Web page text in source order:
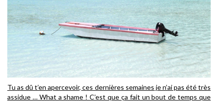
Tu as dû t’en apercevoir, ces dernières semaines je n’ai pas été très
assidue … What a shame ! C’est que ça fait un bout de temps que